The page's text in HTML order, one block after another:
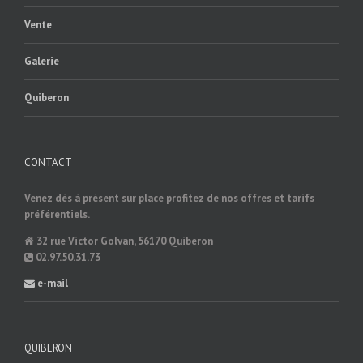
Vente
Galerie
Quiberon
CONTACT
Venez dès à présent sur place profitez de nos offres et tarifs
préférentiels.
32 rue Victor Golvan, 56170 Quiberon
02.97.50.31.73
e-mail
QUIBERON